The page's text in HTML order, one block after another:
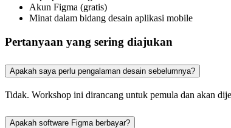
Akun Figma (gratis)
Minat dalam bidang desain aplikasi mobile
Pertanyaan yang sering diajukan
Apakah saya perlu pengalaman desain sebelumnya?
Tidak. Workshop ini dirancang untuk pemula dan akan
Apakah software Figma berbayar?